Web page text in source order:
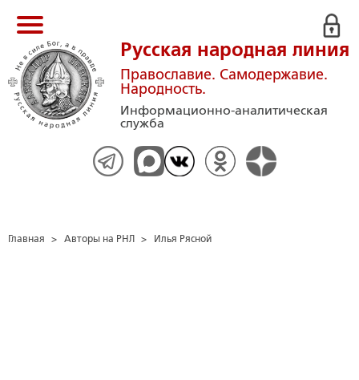
Русская народная линия
Православие. Самодержавие.
Народность.
Информационно-аналитическая
служба
Главная > Авторы на РНЛ > Илья Рясной